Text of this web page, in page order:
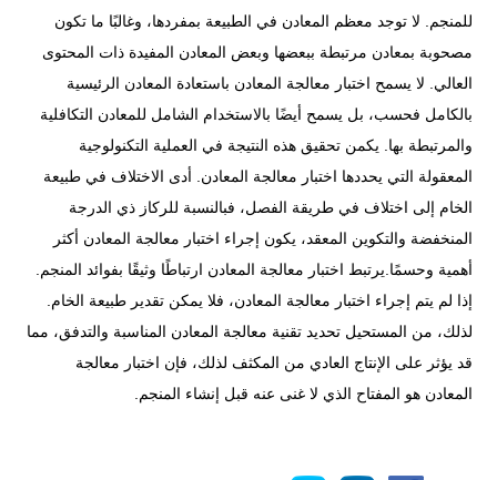
للمنجم. لا توجد معظم المعادن في الطبيعة بمفردها، وغالبًا ما تكون
مصحوبة بمعادن مرتبطة ببعضها وبعض المعادن المفيدة ذات المحتوى
العالي. لا يسمح اختبار معالجة المعادن باستعادة المعادن الرئيسية
بالكامل فحسب، بل يسمح أيضًا بالاستخدام الشامل للمعادن التكافلية
والمرتبطة بها. يكمن تحقيق هذه النتيجة في العملية التكنولوجية
المعقولة التي يحددها اختبار معالجة المعادن. أدى الاختلاف في طبيعة
الخام إلى اختلاف في طريقة الفصل، فبالنسبة للركاز ذي الدرجة
المنخفضة والتكوين المعقد، يكون إجراء اختبار معالجة المعادن أكثر
أهمية وحسمًا.يرتبط اختبار معالجة المعادن ارتباطًا وثيقًا بفوائد المنجم.
إذا لم يتم إجراء اختبار معالجة المعادن، فلا يمكن تقدير طبيعة الخام.
لذلك، من المستحيل تحديد تقنية معالجة المعادن المناسبة والتدفق، مما
قد يؤثر على الإنتاج العادي من المكثف لذلك، فإن اختبار معالجة
المعادن هو المفتاح الذي لا غنى عنه قبل إنشاء المنجم.